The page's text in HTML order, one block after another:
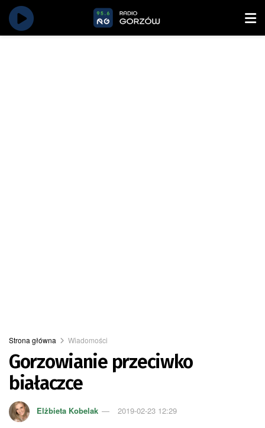
Strona główna Wiadomości
Gorzowianie przeciwko
białaczce
Elżbieta Kobelak 2019-02-23 12:29